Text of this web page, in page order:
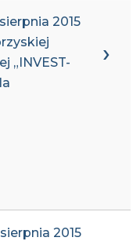
2015
„INVEST-
2015